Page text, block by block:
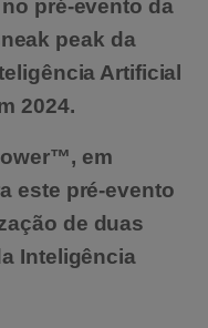
pré-evento da
peak da
Artificial
2024.
em
este pré-evento
de duas
Inteligência